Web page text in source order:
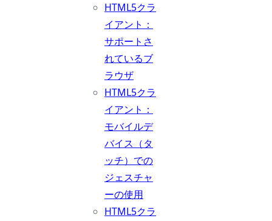
HTML5クラ
イアント：
サポートさ
れているブ
ラウザ
HTML5クラ
イアント：
モバイルデ
バイス（タ
ッチ）での
ジェスチャ
ーの使用
HTML5クラ